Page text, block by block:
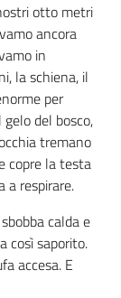
otto metri
ancora
in
la schiena, il
per
del bosco,
tremano
copre la testa
a respirare.
calda e
così saporito.
accesa. E